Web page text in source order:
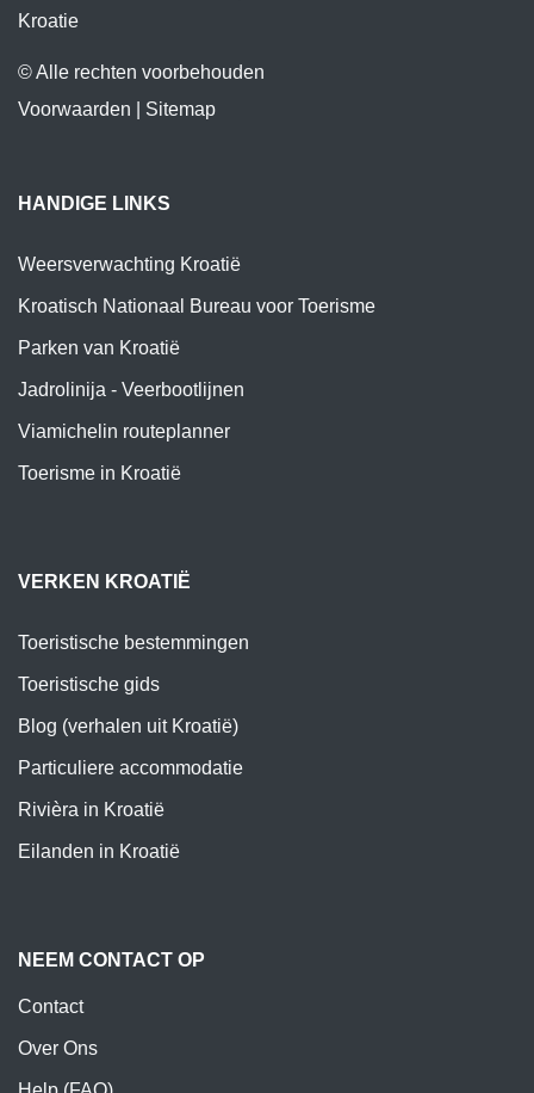
Kroatie
© Alle rechten voorbehouden
Voorwaarden
Sitemap
HANDIGE LINKS
Weersverwachting Kroatië
Kroatisch Nationaal Bureau voor Toerisme
Parken van Kroatië
Jadrolinija - Veerbootlijnen
Viamichelin routeplanner
Toerisme in Kroatië
VERKEN KROATIË
Toeristische bestemmingen
Toeristische gids
Blog (verhalen uit Kroatië)
Particuliere accommodatie
Rivièra in Kroatië
Eilanden in Kroatië
NEEM CONTACT OP
Contact
Over Ons